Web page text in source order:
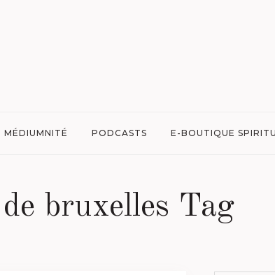
MÉDIUMNITÉ PODCASTS E-BOUTIQUE
bruxelles Tag